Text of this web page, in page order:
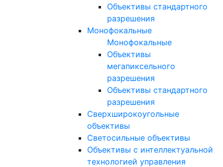
Объективы стандартного
разрешения
Монофокальные
Монофокальные
Объективы
мегапиксельного
разрешения
Объективы стандартного
разрешения
Сверхширокоугольные
объективы
Светосильные объективы
Объективы с интеллектуальной
технологией управления